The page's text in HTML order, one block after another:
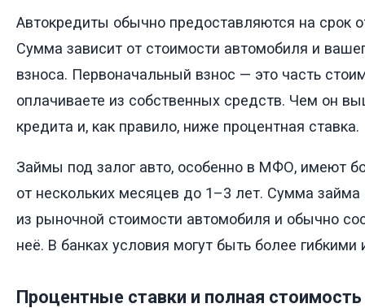
Автокредиты обычно предоставляются на срок
Сумма зависит от стоимости автомобиля и
взноса. Первоначальный взнос — это часть
оплачиваете из собственных средств. Чем он
кредита и, как правило, ниже процентная ставка.
Займы под залог авто, особенно в МФО, имеют
от нескольких месяцев до 1–3 лет. Сумма займа
из рыночной стоимости автомобиля и обычно
неё. В банках условия могут быть более
Процентные ставки и полная